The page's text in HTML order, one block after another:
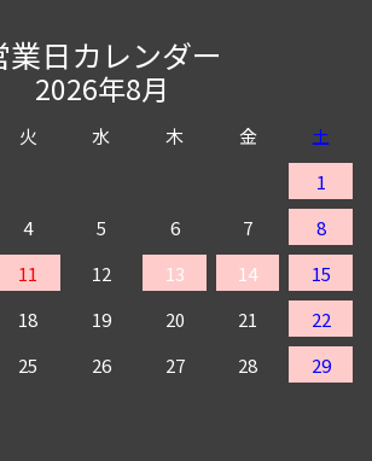
業日カレンダー
2026年8月
火 水 木 金
土
1
4 5 6 7
8
11 12 13 14
15
18 19 20 21
22
25 26 27 28
29